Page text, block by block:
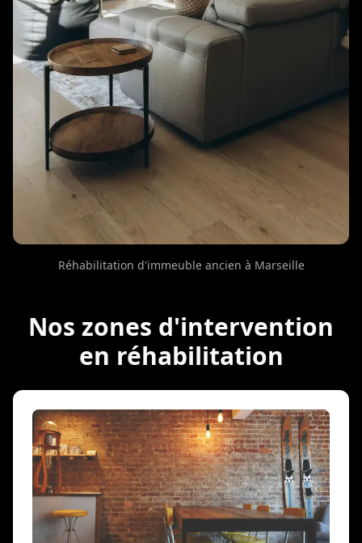
Réhabilitation d'immeuble ancien à Marseille
Nos zones d'intervention
en réhabilitation